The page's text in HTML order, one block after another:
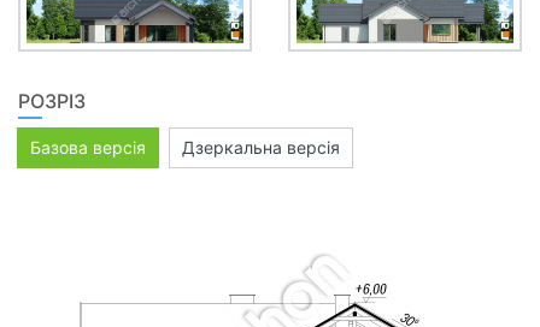
РОЗРІЗ
Базова версія Дзеркальна версія